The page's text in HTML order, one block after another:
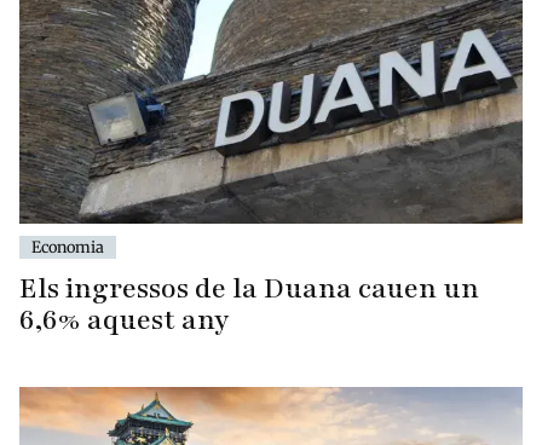
Economia
Els ingressos de la Duana cauen un
6,6% aquest any